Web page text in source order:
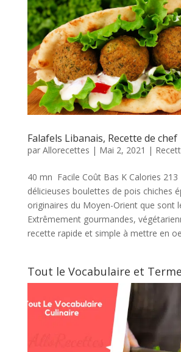
Falafels Libanais, Recette de chef
par Allorecettes | Mai 2, 2021 |
40 mn Facile Coût Bas K Calories 213
délicieuses boulettes de pois chiches
originaires du Moyen-Orient que sont
Extrêmement gourmandes,
recette rapide et simple à mettre en
Tout le Vocabulaire et